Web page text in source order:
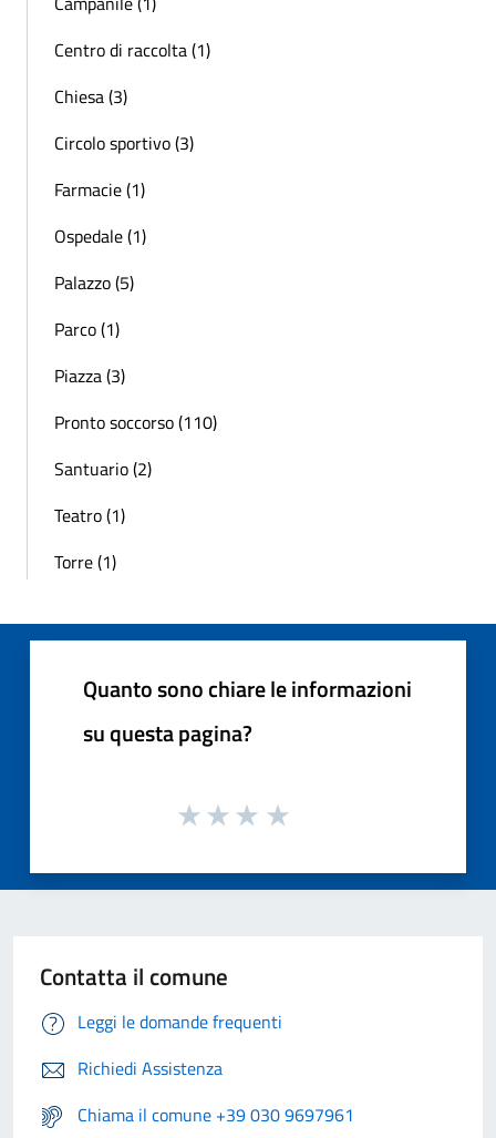
Centro di raccolta (1)
Chiesa (3)
Circolo sportivo (3)
Farmacie (1)
Ospedale (1)
Palazzo (5)
Parco (1)
Piazza (3)
Pronto soccorso (110)
Santuario (2)
Teatro (1)
Torre (1)
Quanto sono chiare le informazioni
su questa pagina?
Contatta il comune
Leggi le domande frequenti
Richiedi Assistenza
Chiama il comune +39 030 9697961